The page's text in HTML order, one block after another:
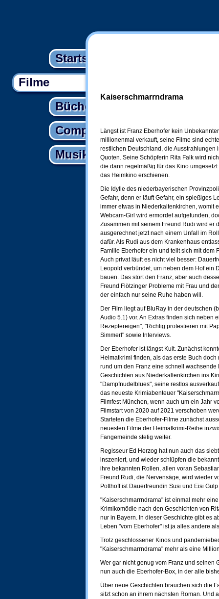
Startseite
Filme
Bücher
Computer
Musik
Kaiserschmarrndrama
Längst ist Franz Eberhofer kein
millionenmal verkauft, seine Filme sind
restlichen Deutschland, die
Quoten. Seine Schöpferin Rita Falk wird
die dann regelmäßig für das Kino
das Heimkino erschienen.
Die Idylle des niederbayerischen
Gefahr, denn er läuft Gefahr, ein spießiges
immer etwas in Niederkaltenkirchen, womit
Webcam-Girl wird ermordet aufgefunden,
Zusammen mit seinem Freund Rudi wird er
ausgerechnet jetzt nach einem Unfall im
dafür. Als Rudi aus dem Krankenhaus
Familie Eberhofer ein und teilt sich mit dem
Auch privat läuft es nicht viel besser:
Leopold verbündet, um neben dem Hof ein
bauen. Das stört den Franz, aber auch
Freund Flötzinger Probleme mit Frau und
der einfach nur seine Ruhe haben will.
Der Film liegt auf BluRay in der deutschen
Audio 5.1) vor. An Extras finden sich neben
Rezeptereigen", "Richtig protestieren mit
Simmerl" sowie Interviews.
Der Eberhofer ist längst Kult. Zunächst
Heimatkrimi finden, als das erste Buch
rund um den Franz eine schnell
Geschichten aus Niederkaltenkirchen ins
"Dampfnudelblues", seine restlos
das neueste Krimiabenteuer
Filmfest München, wenn auch um ein Jahr
Filmstart von 2020 auf 2021 verschoben
Starteten die Eberhofer-Filme zunächst
neuesten Filme der Heimatkrimi-Reihe
Fangemeinde stetig weiter.
Regisseur Ed Herzog hat nun auch das
inszeniert, und wieder schlüpfen die
ihre bekannten Rollen, allen voran
Freund Rudi, die Nervensäge, wird wieder
Potthoff ist Dauerfreundin Susi und Eisi
"Kaiserschmarrndrama" ist einmal mehr
Krimikomödie nach den Geschichten von
nur in Bayern. In dieser Geschichte gibt es
Leben "vom Eberhofer" ist ja alles andere
Trotz geschlossener Kinos und
"Kaiserschmarrndrama" mehr als eine
Wer gar nicht genug vom Franz und seinen
nun auch die Eberhofer-Box, in der alle
Über neue Geschichten brauchen sich die
sitzt schon an ihrem nächsten Roman. Und